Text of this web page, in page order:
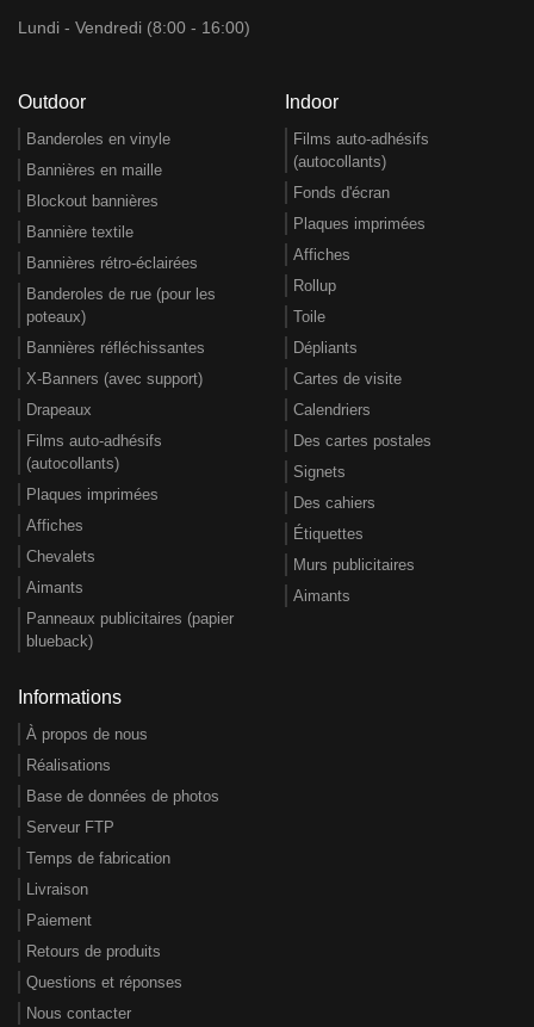
Lundi - Vendredi (8:00 - 16:00)
Outdoor
Banderoles en vinyle
Bannières en maille
Blockout bannières
Bannière textile
Bannières rétro-éclairées
Banderoles de rue (pour les
poteaux)
Bannières réfléchissantes
X-Banners (avec support)
Drapeaux
Films auto-adhésifs
(autocollants)
Plaques imprimées
Affiches
Chevalets
Aimants
Panneaux publicitaires (papier
blueback)
Indoor
Films auto-adhésifs
(autocollants)
Fonds d'écran
Plaques imprimées
Affiches
Rollup
Toile
Dépliants
Cartes de visite
Calendriers
Des cartes postales
Signets
Des cahiers
Étiquettes
Murs publicitaires
Aimants
Informations
À propos de nous
Réalisations
Base de données de photos
Serveur FTP
Temps de fabrication
Livraison
Paiement
Retours de produits
Questions et réponses
Nous contacter